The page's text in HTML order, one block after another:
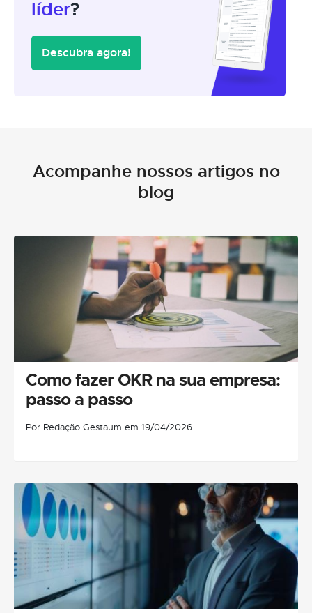
líder?
Descubra agora!
Acompanhe nossos artigos no
blog
Como fazer OKR na sua empresa:
passo a passo
Por Redação Gestaum em 19/04/2026